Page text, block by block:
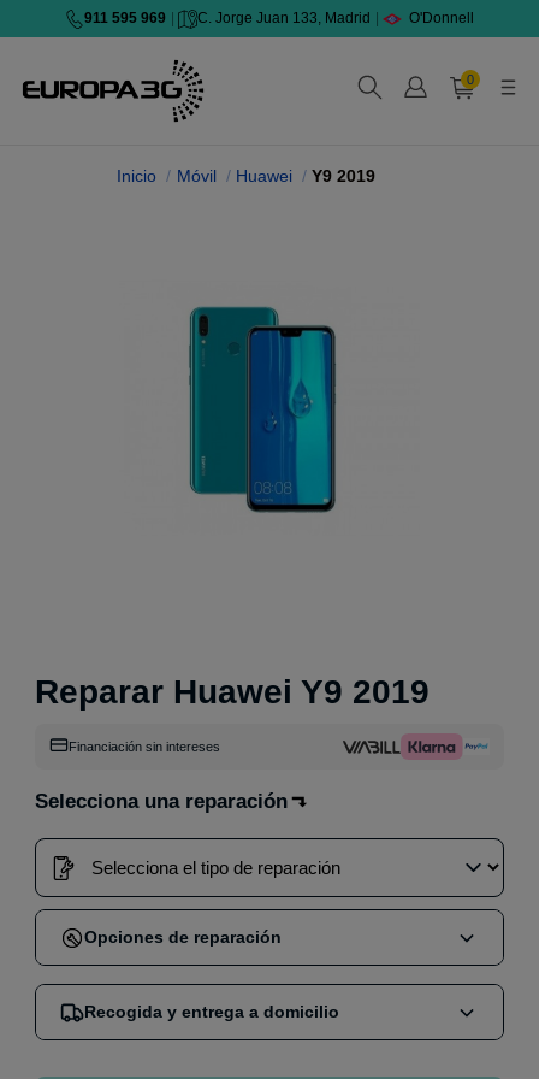
911 595 969 C. Jorge Juan 133, Madrid O'Donnell
0
Inicio Móvil Huawei Y9 2019
Reparar Huawei Y9 2019
Financiación sin intereses
Selecciona una reparación
Opciones de reparación
Cuando compras una reparación en nuestra web,
puedes elegir entre dos opciones:
Recogida y entrega a domicilio